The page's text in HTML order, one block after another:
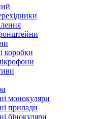
коробки
монокуляри
прилади
бінокуляри